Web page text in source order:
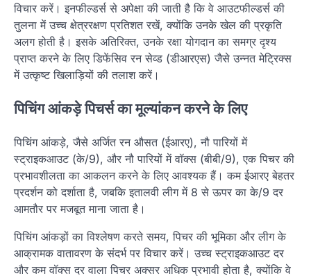
विचार करें। इनफील्डर्स से अपेक्षा की जाती है कि वे आउटफील्डर्स की
तुलना में उच्च क्षेत्ररक्षण प्रतिशत रखें, क्योंकि उनके खेल की प्रकृति
अलग होती है। इसके अतिरिक्त, उनके रक्षा योगदान का समग्र दृश्य
प्राप्त करने के लिए डिफेंसिव रन सेव्ड (डीआरएस) जैसे उन्नत मेट्रिक्स
में उत्कृष्ट खिलाड़ियों की तलाश करें।
पिचिंग आंकड़े पिचर्स का मूल्यांकन करने के लिए
पिचिंग आंकड़े, जैसे अर्जित रन औसत (ईआरए), नौ पारियों में
स्ट्राइकआउट (के/9), और नौ पारियों में वॉक्स (बीबी/9), एक पिचर की
प्रभावशीलता का आकलन करने के लिए आवश्यक हैं। कम ईआरए बेहतर
प्रदर्शन को दर्शाता है, जबकि इतालवी लीग में 8 से ऊपर का के/9 दर
आमतौर पर मजबूत माना जाता है।
पिचिंग आंकड़ों का विश्लेषण करते समय, पिचर की भूमिका और लीग के
आक्रामक वातावरण के संदर्भ पर विचार करें। उच्च स्ट्राइकआउट दर
और कम वॉक्स दर वाला पिचर अक्सर अधिक प्रभावी होता है, क्योंकि वे